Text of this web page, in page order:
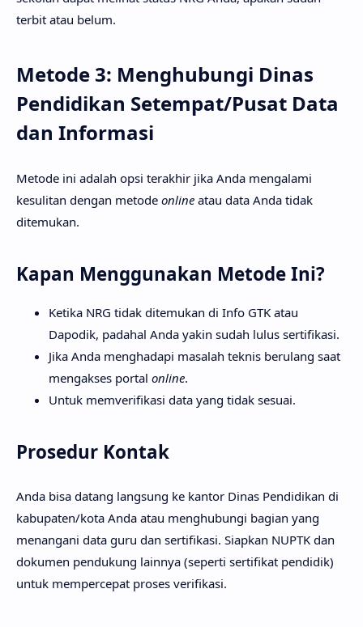
terbit atau belum.
Metode 3: Menghubungi Dinas
Pendidikan Setempat/Pusat Data
dan Informasi
Metode ini adalah opsi terakhir jika Anda mengalami
kesulitan dengan metode online atau data Anda tidak
ditemukan.
Kapan Menggunakan Metode Ini?
Ketika NRG tidak ditemukan di Info GTK atau
Dapodik, padahal Anda yakin sudah lulus sertifikasi.
Jika Anda menghadapi masalah teknis berulang saat
mengakses portal online.
Untuk memverifikasi data yang tidak sesuai.
Prosedur Kontak
Anda bisa datang langsung ke kantor Dinas Pendidikan di
kabupaten/kota Anda atau menghubungi bagian yang
menangani data guru dan sertifikasi. Siapkan NUPTK dan
dokumen pendukung lainnya (seperti sertifikat pendidik)
untuk mempercepat proses verifikasi.